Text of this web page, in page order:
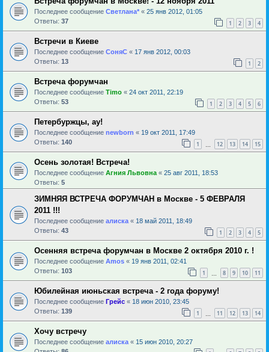
Последнее сообщение Светлана* « 25 янв 2012, 01:05
Ответы: 37 1 2 3 4
Встречи в Киеве
Последнее сообщение СоняС « 17 янв 2012, 00:03
Ответы: 13 1 2
Встреча форумчан
Последнее сообщение Timo « 24 окт 2011, 22:19
Ответы: 53 1 2 3 4 5 6
Петербуржцы, ау!
Последнее сообщение newborn « 19 окт 2011, 17:49
Ответы: 140 1 12 13 14 15
Осень золотая! Встреча!
Последнее сообщение Агния Львовна « 25 авг 2011, 18:53
Ответы: 5
ЗИМНЯЯ ВСТРЕЧА ФОРУМЧАН в Москве - 5 ФЕВРАЛЯ
2011 !!!
Последнее сообщение алиска « 18 май 2011, 18:49
Ответы: 43 1 2 3 4 5
Осенняя встреча форумчан в Москве 2 октября 2010 г. !
Последнее сообщение Amos « 19 янв 2011, 02:41
Ответы: 103 1 8 9 10 11
Юбилейная июньская встреча - 2 года форуму!
Последнее сообщение Грейс « 18 июн 2010, 23:45
Ответы: 139 1 11 12 13 14
Хочу встречу
Последнее сообщение алиска « 15 июн 2010, 20:27